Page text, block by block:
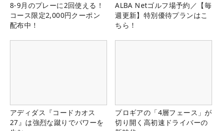
8-9月のプレーに2回使える！
コース限定2,000円クーポン
配布中！
ALBA Netゴルフ場予約／【毎
週更新】特別優待プランはこ
ちら！
アディダス『コードカオス
27』は強烈な蹴りでパワーを
プロギアの「4層フェース」が
切り開く高初速ドライバーの